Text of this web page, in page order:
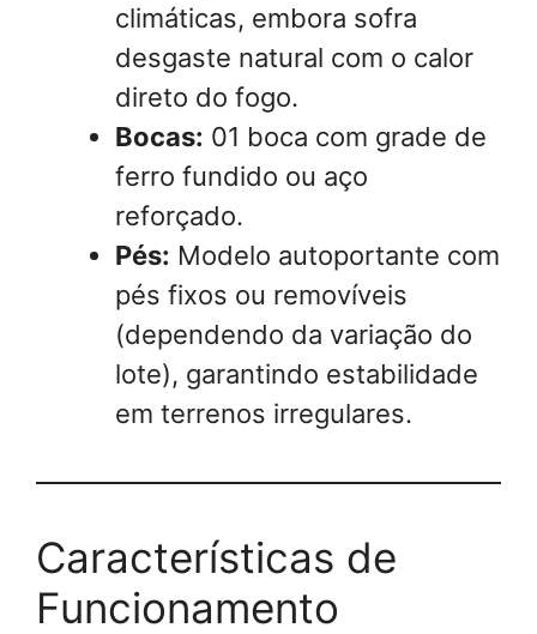
climáticas, embora sofra
desgaste natural com o calor
direto do fogo.
Bocas: 01 boca com grade de
ferro fundido ou aço
reforçado.
Pés: Modelo autoportante com
pés fixos ou removíveis
(dependendo da variação do
lote), garantindo estabilidade
em terrenos irregulares.
Características de
Funcionamento